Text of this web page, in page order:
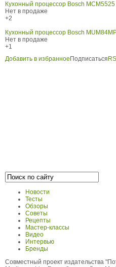
Кухонный процессор Bosch MCM5525
Нет в продаже
+2
Кухонный процессор Bosch
Нет в продаже
+1
Добавить в избранное Подписаться
Новости
Тесты
Обзоры
Советы
Рецепты
Мастер-классы
Видео
Интервью
Бренды
Совместный проект издательства